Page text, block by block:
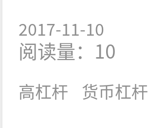
2017-11-10
阅读量：10
高杠杆 货币杠杆